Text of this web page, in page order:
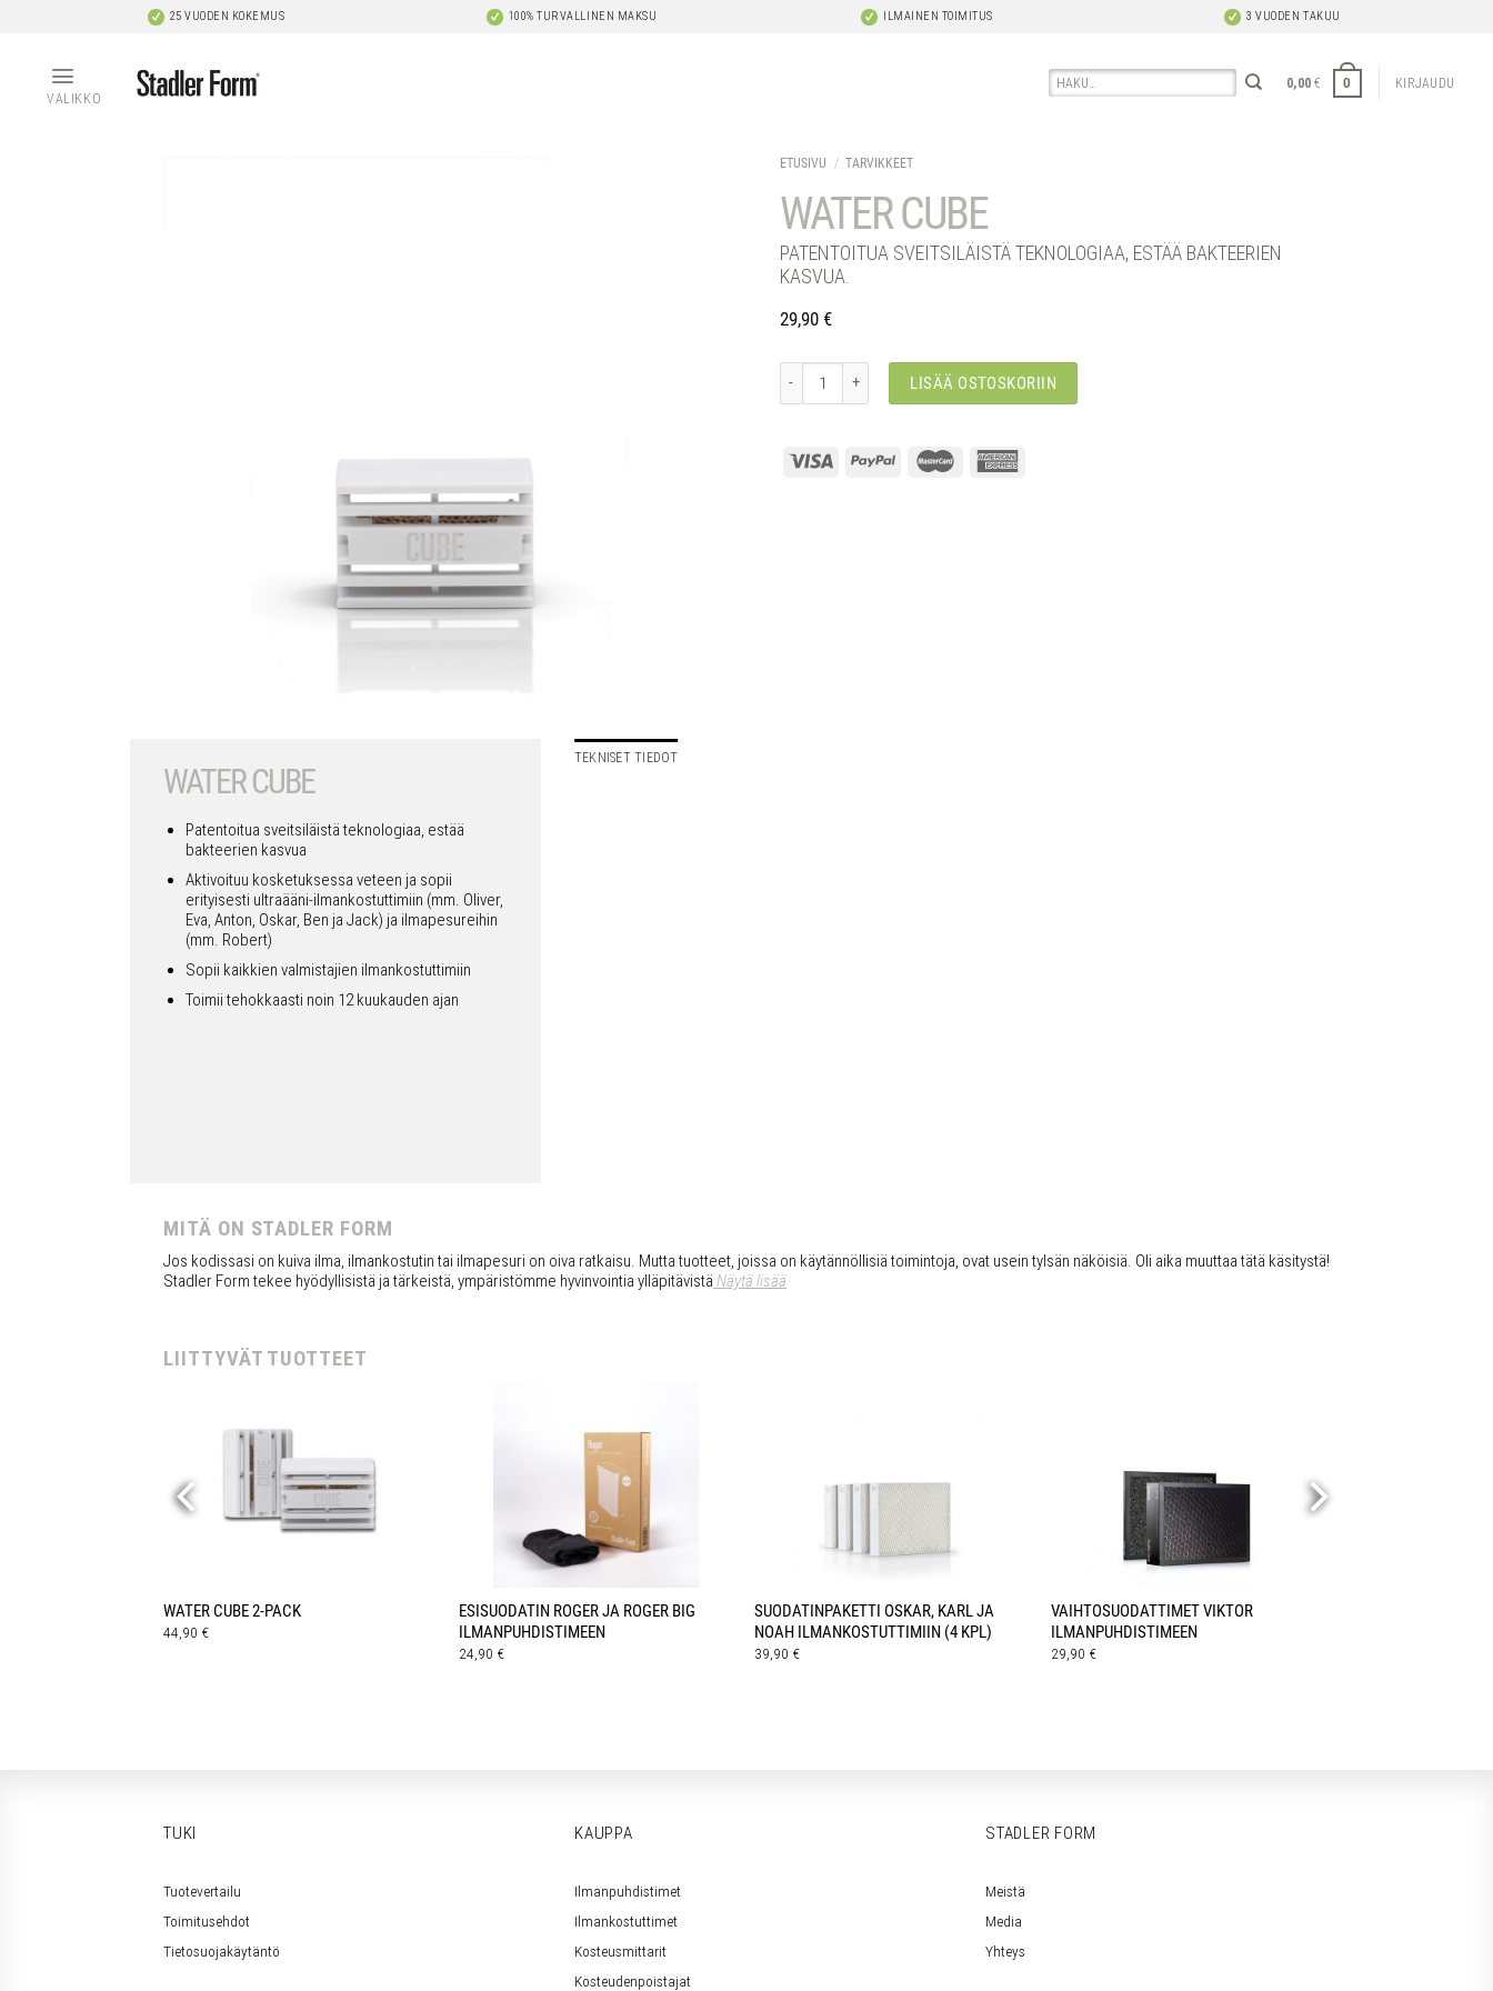
25 VUODEN KOKEMUS 100% TURVALLINEN MAKSU ILMAINEN TOIMITUS 3 VUODEN TAKUU
VALIKKO
Etsi:
0,00€ 0 KIRJAUDU
ETUSIVU / TARVIKKEET
WATER CUBE
PATENTOITUA SVEITSILÄISTÄ TEKNOLOGIAA, ESTÄÄ BAKTEERIEN
KASVUA.
29,90 €
Water cube määrä
LISÄÄ OSTOSKORIIN
WATER CUBE
Patentoitua sveitsiläistä teknologiaa, estää
bakteerien kasvua
Aktivoituu kosketuksessa veteen ja sopii
erityisesti ultraääni-ilmankostuttimiin (mm. Oliver,
Eva, Anton, Oskar, Ben ja Jack) ja ilmapesureihin
(mm. Robert)
Sopii kaikkien valmistajien ilmankostuttimiin
Toimii tehokkaasti noin 12 kuukauden ajan
TEKNISET TIEDOT
MITÄ ON STADLER FORM
Jos kodissasi on kuiva ilma, ilmankostutin tai ilmapesuri on oiva ratkaisu. Mutta tuotteet, joissa on käytännöllisiä toimintoja, ovat usein tylsän näköisiä. Oli aika muuttaa tätä käsitystä!
Stadler Form tekee hyödyllisistä ja tärkeistä, ympäristömme hyvinvointia ylläpitävistä Näytä lisää
LIITTYVÄT TUOTTEET
WATER CUBE 2-PACK
44,90 €
ESISUODATIN ROGER JA ROGER BIG
ILMANPUHDISTIMEEN
24,90 €
SUODATINPAKETTI OSKAR, KARL JA
NOAH ILMANKOSTUTTIMIIN (4 KPL)
39,90 €
VAIHTOSUODATTIMET VIKTOR
ILMANPUHDISTIMEEN
29,90 €
TUKI
Tuotevertailu
Toimitusehdot
Tietosuojakäytäntö
KAUPPA
Ilmanpuhdistimet
Ilmankostuttimet
Kosteusmittarit
Kosteudenpoistajat
STADLER FORM
Meistä
Media
Yhteys